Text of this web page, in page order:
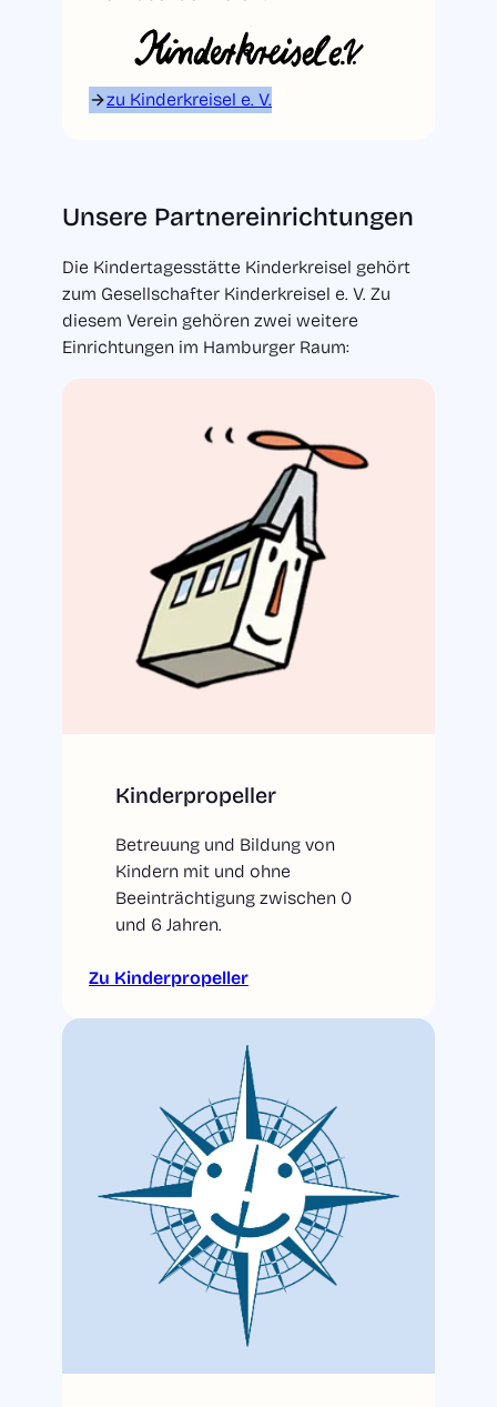
zu Kinderkreisel e. V.
Unsere Partnereinrichtungen
Die Kindertagesstätte Kinderkreisel gehört
zum Gesellschafter Kinderkreisel e. V. Zu
diesem Verein gehören zwei weitere
Einrichtungen im Hamburger Raum:
Kinderpropeller
Betreuung und Bildung von
Kindern mit und ohne
Beeinträchtigung zwischen 0
und 6 Jahren.
Zu Kinderpropeller